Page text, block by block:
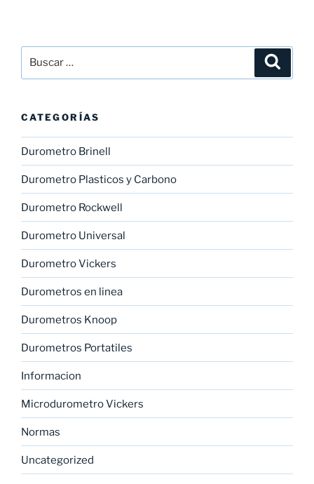
por:
CATEGORÍAS
Durometro Brinell
Durometro Plasticos y Carbono
Durometro Rockwell
Durometro Universal
Durometro Vickers
Durometros en linea
Durometros Knoop
Durometros Portatiles
Informacion
Microdurometro Vickers
Normas
Uncategorized